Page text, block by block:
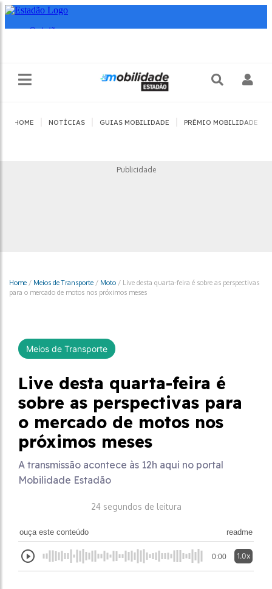
HOME NOTÍCIAS GUIAS MOBILIDADE PRÊMIO MOBILIDADE
Publicidade
Home / Meios de Transporte / Moto / Live desta quarta-feira é sobre as perspectivas
para o mercado de motos nos próximos meses
Meios de Transporte
Live desta quarta-feira é
sobre as perspectivas para
o mercado de motos nos
próximos meses
A transmissão acontece às 12h aqui no portal
Mobilidade Estadão
24 segundos de leitura
ouça este conteúdo readme
0:00 1.0x